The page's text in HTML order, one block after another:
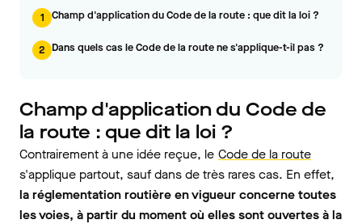
1 Champ d'application du Code de la route : que dit la loi ?
2 Dans quels cas le Code de la route ne s'applique-t-il pas ?
Champ d'application du Code de
la route : que dit la loi ?
Contrairement à une idée reçue, le Code de la route
s'applique partout, sauf dans de très rares cas. En effet,
la réglementation routière en vigueur concerne toutes
les voies, à partir du moment où elles sont ouvertes à la